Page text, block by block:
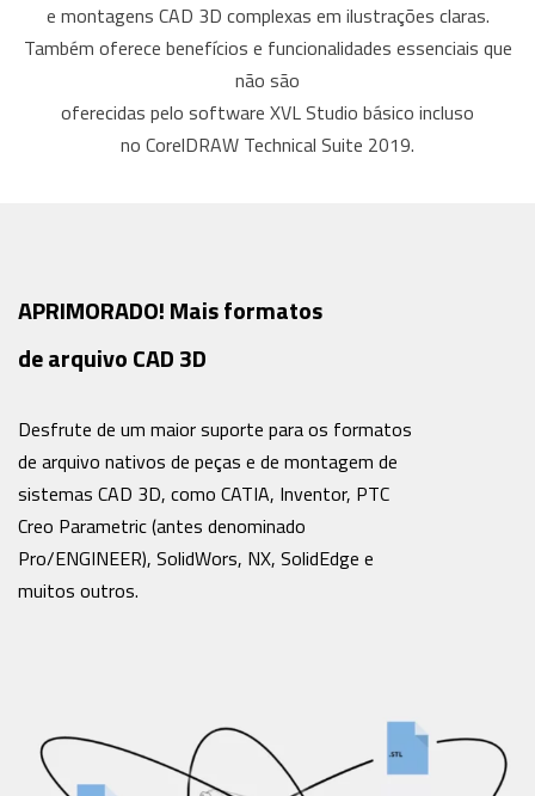
e montagens CAD 3D complexas em ilustrações claras.
Também oferece benefícios e funcionalidades essenciais que
não são
oferecidas pelo software XVL Studio básico incluso
no CorelDRAW Technical Suite 2019.
APRIMORADO! Mais formatos
de arquivo CAD 3D
Desfrute de um maior suporte para os formatos
de arquivo nativos de peças e de montagem de
sistemas CAD 3D, como CATIA, Inventor, PTC
Creo Parametric (antes denominado
Pro/ENGINEER), SolidWors, NX, SolidEdge e
muitos outros.